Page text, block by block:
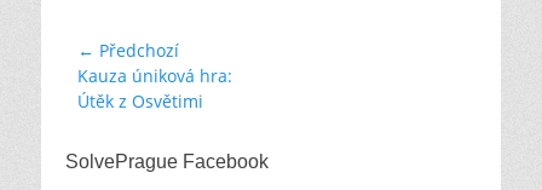
Navigace
pro
příspěvek
← Předchozí
Previous
post:
Kauza úniková hra:
Útěk z Osvětimi
SolvePrague Facebook